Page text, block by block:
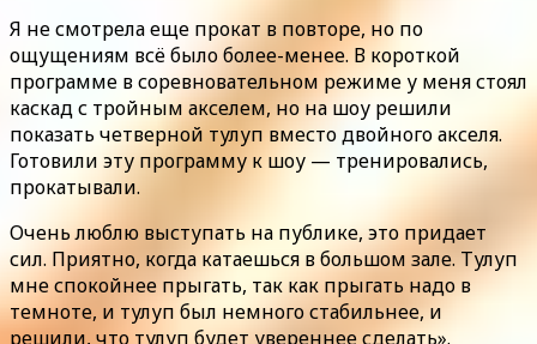
Я не смотрела еще прокат в повторе, но по
ощущениям всё было более-менее. В короткой
программе в соревновательном режиме у меня стоял
каскад с тройным акселем, но на шоу решили
показать четверной тулуп вместо двойного акселя.
Готовили эту программу к шоу — тренировались,
прокатывали.
Очень люблю выступать на публике, это придает
сил. Приятно, когда катаешься в большом зале. Тулуп
мне спокойнее прыгать, так как прыгать надо в
темноте, и тулуп был немного стабильнее, и
решили, что тулуп будет увереннее сделать».